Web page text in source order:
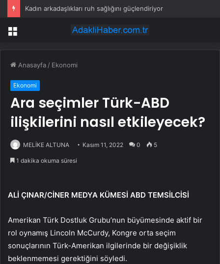
Kadın arkadaşlıkları ruh sağlığını güçlendiriyor
Menü
Anasayfa / Ekonomi
Ekonomi
Ara seçimler Türk-ABD
ilişkilerini nasıl etkileyecek?
MELİKE ALTUNA Kasım 11, 2022 0 5
1 dakika okuma süresi
ALİ ÇINAR/CİNER MEDYA KÜMESİ ABD TEMSİLCİSİ
Amerikan Türk Dostluk Grubu’nun büyümesinde aktif bir
rol oynamış Lincoln McCurdy, Kongre orta seçim
sonuçlarının Türk-Amerikan ilgilerinde bir değişiklik
beklenmemesi gerektiğini söyledi.